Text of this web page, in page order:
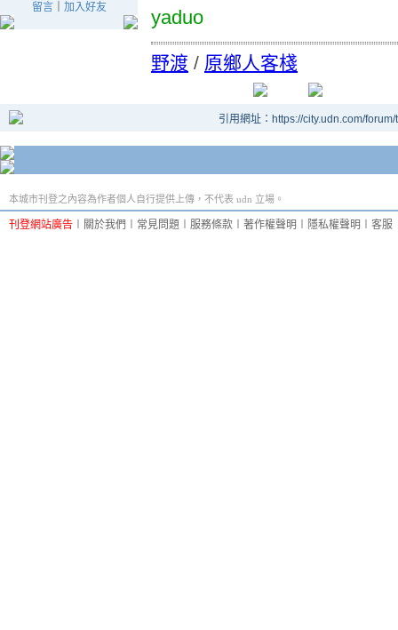
留言｜ 加入好友
yaduo
野渡 / 原鄉人客棧
引用網址：https://city.udn.com/
本城市刊登之內容為作者個人自行提供上傳，不代表 udn 立場。
刊登網站廣告 關於我們 常見問題 服務條款 著作權聲明 隱私權聲明 客服